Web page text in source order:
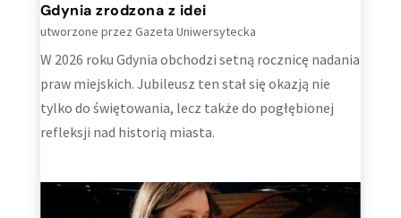
Gdynia zrodzona z idei
utworzone przez Gazeta Uniwersytecka
W 2026 roku Gdynia obchodzi setną rocznicę nadania
praw miejskich. Jubileusz ten stał się okazją nie
tylko do świętowania, lecz także do pogłębionej
refleksji nad historią miasta.